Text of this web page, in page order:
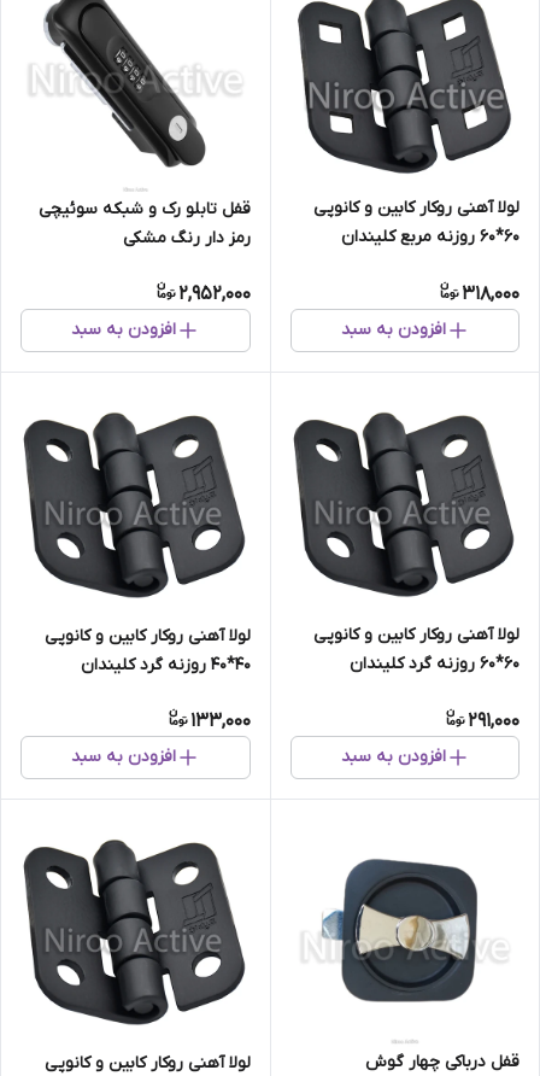
لولا آهنی روکار کابین و کانوپی
۶۰*۶۰ روزنه مربع کلیندان
318,000
افزودن به سبد
قفل تابلو رک و شبکه سوئیچی
رمز دار رنگ مشکی
2,952,000
افزودن به سبد
لولا آهنی روکار کابین و کانوپی
۶۰*۶۰ روزنه گرد کلیندان
291,000
افزودن به سبد
لولا آهنی روکار کابین و کانوپی
۴۰*۴۰ روزنه گرد کلیندان
133,000
افزودن به سبد
قفل درباکی چهار گوش
لولا آهنی روکار کابین و کانوپی